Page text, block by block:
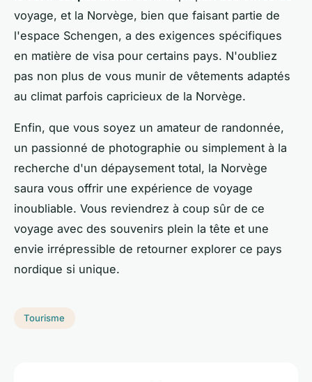
voyage, et la Norvège, bien que faisant partie de
l'espace Schengen, a des exigences spécifiques
en matière de visa pour certains pays. N'oubliez
pas non plus de vous munir de vêtements adaptés
au climat parfois capricieux de la Norvège.
Enfin, que vous soyez un amateur de randonnée,
un passionné de photographie ou simplement à la
recherche d'un dépaysement total, la Norvège
saura vous offrir une expérience de voyage
inoubliable. Vous reviendrez à coup sûr de ce
voyage avec des souvenirs plein la tête et une
envie irrépressible de retourner explorer ce pays
nordique si unique.
Tourisme